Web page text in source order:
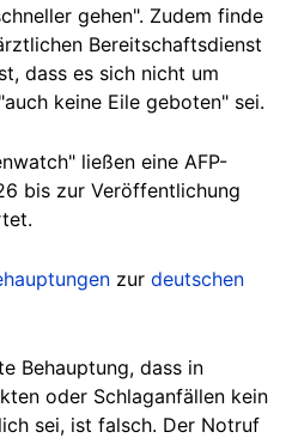
gehen". Zudem finde
Bereitschaftsdienst
dass es sich nicht um
keine Eile geboten" sei.
ließen eine AFP-
bis zur Veröffentlichung
zur deutschen
Behauptung, dass in
oder Schlaganfällen kein
sei, ist falsch. Der Notruf